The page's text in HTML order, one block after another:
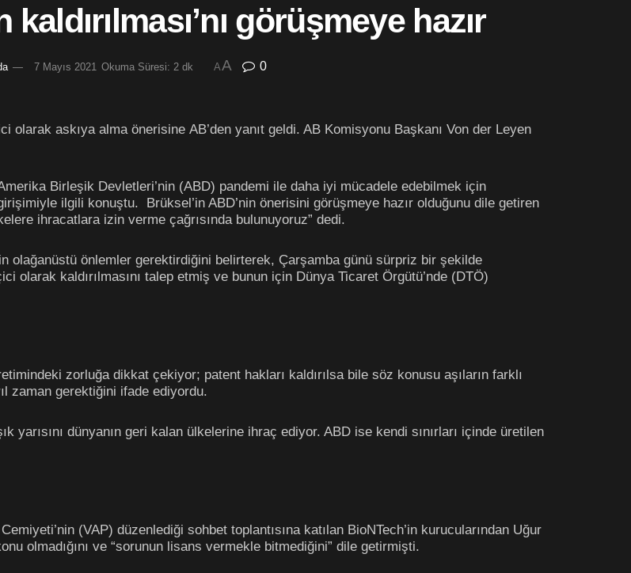
görüşmeye hazır
7 Mayıs 2021 Okuma Süresi: 2 dk AA 0
olarak askıya alma önerisine AB’den yanıt geldi. AB Komisyonu Başkanı Von der Leyen
Birleşik Devletleri’nin (ABD) pandemi ile daha iyi mücadele edebilmek için
ilgili konuştu. Brüksel’in ABD’nin önerisini görüşmeye hazır olduğunu dile getiren
ihracatlara izin verme çağrısında bulunuyoruz” dedi.
olağanüstü önlemler gerektirdiğini belirterek, Çarşamba günü sürpriz bir şekilde
olarak kaldırılmasını talep etmiş ve bunun için Dünya Ticaret Örgütü’nde (DTÖ)
zorluğa dikkat çekiyor; patent hakları kaldırılsa bile söz konusu aşıların farklı
zaman gerektiğini ifade ediyordu.
yarısını dünyanın geri kalan ülkelerine ihraç ediyor. ABD ise kendi sınırları içinde üretilen
(VAP) düzenlediği sohbet toplantısına katılan BioNTech’in kurucularından Uğur
olmadığını ve “sorunun lisans vermekle bitmediğini” dile getirmişti.